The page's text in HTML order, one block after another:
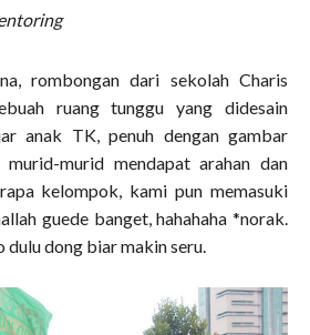
rombongan dari sekolah Charis
ruang tunggu yang didesain
anak TK, penuh dengan gambar
murid-murid mendapat arahan dan
kelompok, kami pun memasuki
guede banget, hahahaha *norak.
dong biar makin seru.